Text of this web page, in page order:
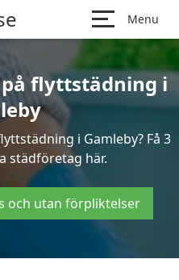
Menu
på flyttstädning i
i Gamleby? Få 3
städföretag här.
och utan förpliktelser